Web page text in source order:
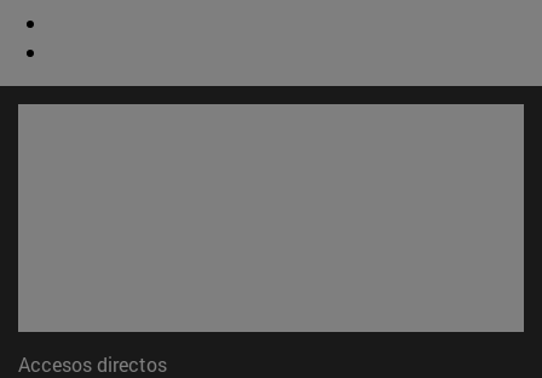
Accesos directos